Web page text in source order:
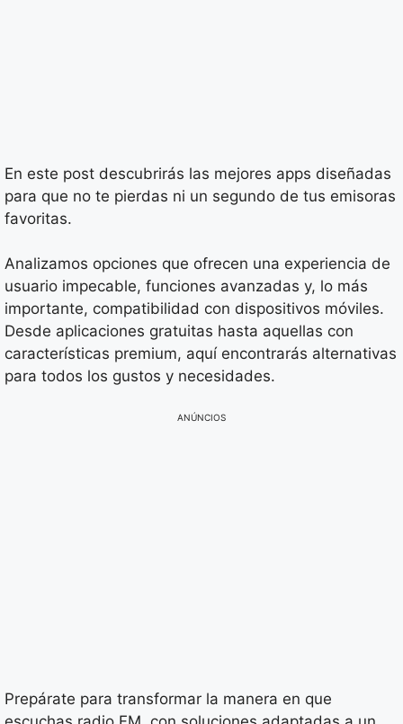
En este post descubrirás las mejores apps diseñadas
para que no te pierdas ni un segundo de tus emisoras
favoritas.
Analizamos opciones que ofrecen una experiencia de
usuario impecable, funciones avanzadas y, lo más
importante, compatibilidad con dispositivos móviles.
Desde aplicaciones gratuitas hasta aquellas con
características premium, aquí encontrarás alternativas
para todos los gustos y necesidades.
ANÚNCIOS
Prepárate para transformar la manera en que